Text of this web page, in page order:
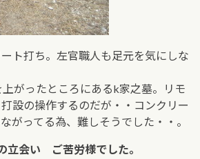
ト打ち。左官職人も足元を気にしな
がったところにあるk家之墓。リモ
設の操作するのだが・・コンクリー
がってる為、難しそうでした・・。
会い ご苦労様でした。